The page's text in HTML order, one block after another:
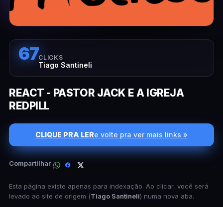
67CLICKS
Tiago Santineli
REACT - PASTOR JACK E A IGREJA
REDPILL
CLIQUE PRA LERe volte pra ver mais links »
Compartilhar
Esta página existe apenas para indexação. Ao clicar, você será
levado ao site de origem (Tiago Santineli) numa nova aba.